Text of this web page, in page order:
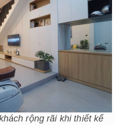
rộng rãi khi thiết kế